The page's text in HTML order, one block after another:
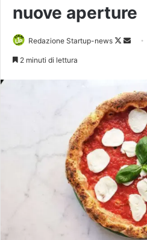
nuove aperture
Redazione Startup-news
Follow
Invia
2 minuti di lettura